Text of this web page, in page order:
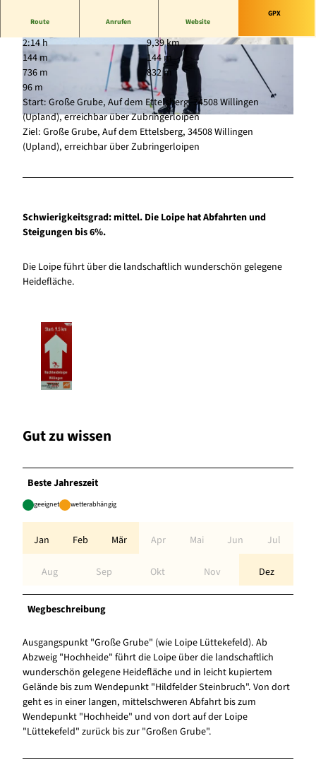
© Tourist-Information Willingen, David Heise | CC-BY-SA
© Tourist-Information Willingen, David Heise |
CC-BY-SA
© Sauerland-Tourismus, Marco Kraft |
Route Anrufen Website
GPX
2:14 h
9,39 km
144 m
144 m
736 m
832 m
96 m
Start: Große Grube, Auf dem Ettelsberg, 34508 Willingen
(Upland), erreichbar über Zubringerloipen
Ziel: Große Grube, Auf dem Ettelsberg, 34508 Willingen
(Upland), erreichbar über Zubringerloipen
Schwierigkeitsgrad: mittel. Die Loipe hat Abfahrten und
Steigungen bis 6%.
Die Loipe führt über die landschaftlich wunderschön gelegene
Heidefläche.
Gut zu wissen
Beste Jahreszeit
geeignet wetterabhängig
Jan Feb Mär Apr Mai Jun Jul
Aug Sep Okt Nov Dez
Wegbeschreibung
Ausgangspunkt "Große Grube" (wie Loipe Lüttekefeld). Ab
Abzweig "Hochheide" führt die Loipe über die landschaftlich
wunderschön gelegene Heidefläche und in leicht kupiertem
Gelände bis zum Wendepunkt "Hildfelder Steinbruch". Von dort
geht es in einer langen, mittelschweren Abfahrt bis zum
Wendepunkt "Hochheide" und von dort auf der Loipe
"Lüttekefeld" zurück bis zur "Großen Grube".